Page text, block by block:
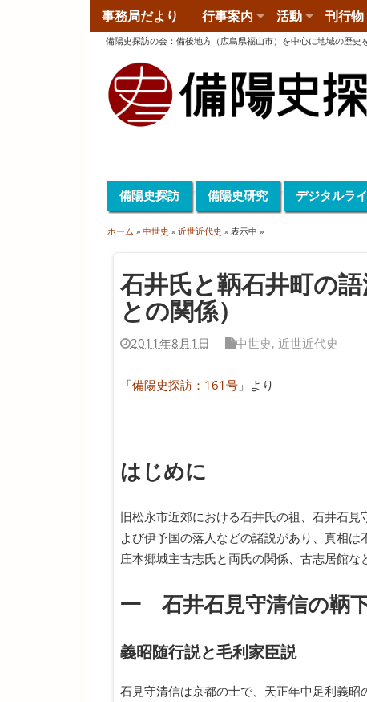
事務局だより 行事案内 活動 刊行物
備陽史探訪の会 ： 備後地方（広島県福山市）を中心に地域の歴史
備陽史探訪 備陽史研究 デジタルラ
ホーム »中世史 »近世近代史 » 表示中 »
石井氏と鞆石井町の
との関係）
2011年8月1日 中世史, 近世近代史
「備陽史探訪：161号」より
はじめに
旧松永市近郊における石井氏の祖、石井石
よび伊予国の落人などの諸説があり、真相
庄本郷城主古志氏と両氏の関係、古志居館な
一 石井石見守清信の鞆
義昭随行説と毛利家臣説
石見守清信は京都の士で、天正年中足利義